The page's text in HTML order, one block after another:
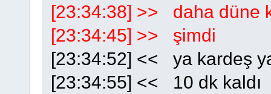
[23:34:38] >> daha düne
[23:34:45] >> şimdi
[23:34:52] << ya kardeş
[23:34:55] << 10 dk kaldı